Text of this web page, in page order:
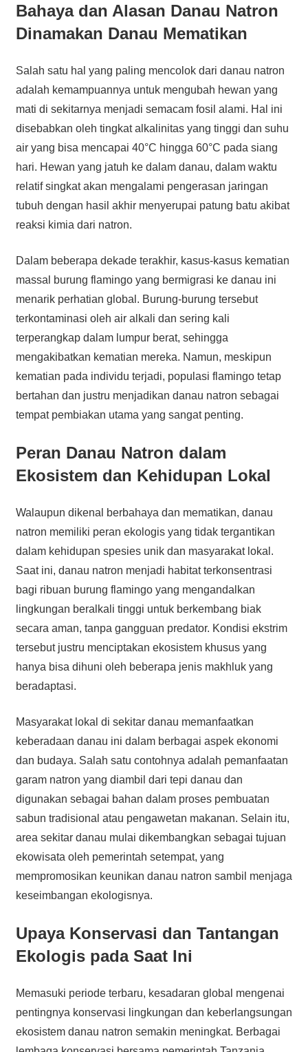
Bahaya dan Alasan Danau Natron
Dinamakan Danau Mematikan
Salah satu hal yang paling mencolok dari danau natron
adalah kemampuannya untuk mengubah hewan yang
mati di sekitarnya menjadi semacam fosil alami. Hal ini
disebabkan oleh tingkat alkalinitas yang tinggi dan suhu
air yang bisa mencapai 40°C hingga 60°C pada siang
hari. Hewan yang jatuh ke dalam danau, dalam waktu
relatif singkat akan mengalami pengerasan jaringan
tubuh dengan hasil akhir menyerupai patung batu akibat
reaksi kimia dari natron.
Dalam beberapa dekade terakhir, kasus-kasus kematian
massal burung flamingo yang bermigrasi ke danau ini
menarik perhatian global. Burung-burung tersebut
terkontaminasi oleh air alkali dan sering kali
terperangkap dalam lumpur berat, sehingga
mengakibatkan kematian mereka. Namun, meskipun
kematian pada individu terjadi, populasi flamingo tetap
bertahan dan justru menjadikan danau natron sebagai
tempat pembiakan utama yang sangat penting.
Peran Danau Natron dalam
Ekosistem dan Kehidupan Lokal
Walaupun dikenal berbahaya dan mematikan, danau
natron memiliki peran ekologis yang tidak tergantikan
dalam kehidupan spesies unik dan masyarakat lokal.
Saat ini, danau natron menjadi habitat terkonsentrasi
bagi ribuan burung flamingo yang mengandalkan
lingkungan beralkali tinggi untuk berkembang biak
secara aman, tanpa gangguan predator. Kondisi ekstrim
tersebut justru menciptakan ekosistem khusus yang
hanya bisa dihuni oleh beberapa jenis makhluk yang
beradaptasi.
Masyarakat lokal di sekitar danau memanfaatkan
keberadaan danau ini dalam berbagai aspek ekonomi
dan budaya. Salah satu contohnya adalah pemanfaatan
garam natron yang diambil dari tepi danau dan
digunakan sebagai bahan dalam proses pembuatan
sabun tradisional atau pengawetan makanan. Selain itu,
area sekitar danau mulai dikembangkan sebagai tujuan
ekowisata oleh pemerintah setempat, yang
mempromosikan keunikan danau natron sambil menjaga
keseimbangan ekologisnya.
Upaya Konservasi dan Tantangan
Ekologis pada Saat Ini
Memasuki periode terbaru, kesadaran global mengenai
pentingnya konservasi lingkungan dan keberlangsungan
ekosistem danau natron semakin meningkat. Berbagai